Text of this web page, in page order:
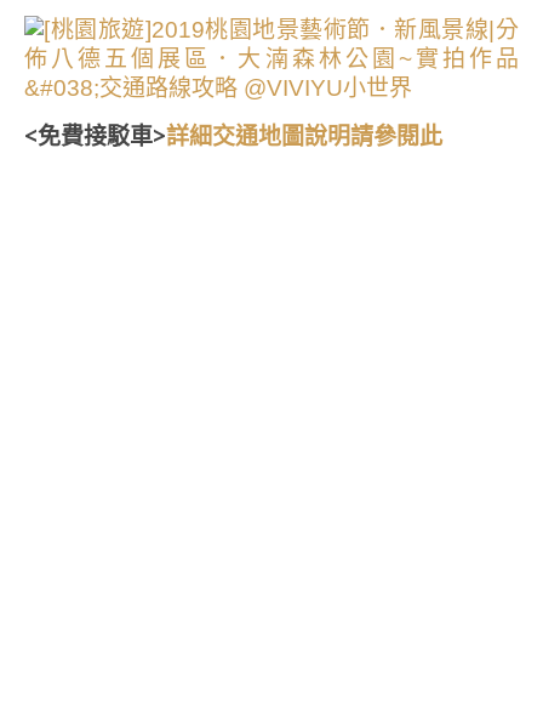
<免費接駁車>詳細交通地圖說明請參閱此